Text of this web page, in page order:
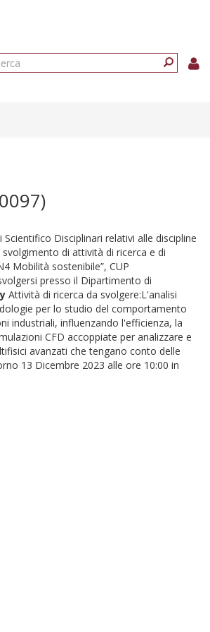
Disciplinari relativi alle discipline
di attività di ricerca e di
Mobilità sostenibile”, CUP
presso il Dipartimento di
Attività di ricerca da svolgere:L'analisi
per lo studio del comportamento
industriali, influenzando l'efficienza, la
CFD accoppiate per analizzare e
avanzati che tengano conto delle
13 Dicembre 2023 alle ore 10:00 in